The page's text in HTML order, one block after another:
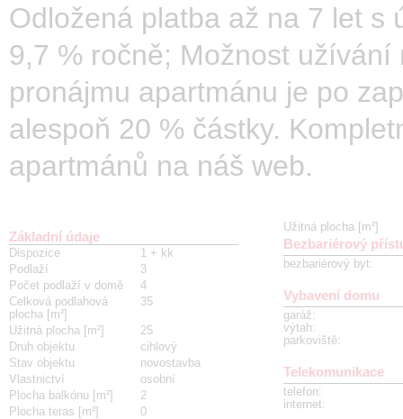
Odložená platba až na 7 let s
9,7 % ročně; Možnost užívání
pronájmu apartmánu je po
alespoň 20 % částky.
apartmánů na náš web.
Základní údaje
Dispozice
1 + kk
Podlaží
3
Počet podlaží v domě
4
Celková podlahová
plocha [m²]
35
Užitná plocha [m²]
25
Druh objektu
cihlový
Stav objektu
novostavba
Vlastnictví
osobní
Plocha balkónu [m²]
2
Plocha teras [m²]
0
Užitná plocha [m²]
Bezbariérový
bezbariérový byt:
Vybavení domu
garáž:
výtah:
parkoviště:
Telekomunikace
telefon:
internet: